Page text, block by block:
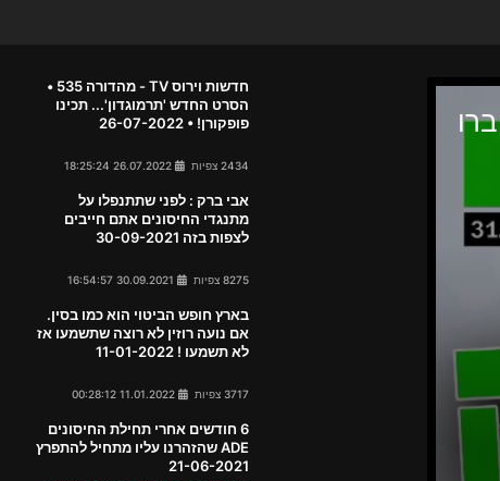
חדשות וירוס TV - מהדורה 535 •
הסרט החדש 'תרמוגדון'... תכינו
פופקורן! • 26-07-2022
2434 צפיות
אבי ברק : לפני שתתנפלו על
מתנגדי החיסונים אתם חייבים
לצפות בזה 30-09-2021
8275 צפיות
בארץ חופש הביטוי הוא כמו בסין.
אם נועה רוזין לא רוצה שתשמעו אז
לא תשמעו ! 11-01-2022
3717 צפיות
6 חודשים אחרי תחילת החיסונים
ADE שהזהרנו עליו מתחיל להתפרץ
21-06-2021